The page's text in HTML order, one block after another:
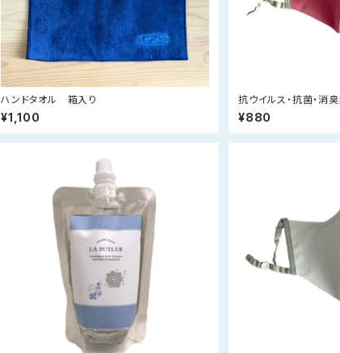
ハンドタオル 箱入り
¥1,100
抗ウイルス・抗菌・消
マスク（ピンク）
¥880